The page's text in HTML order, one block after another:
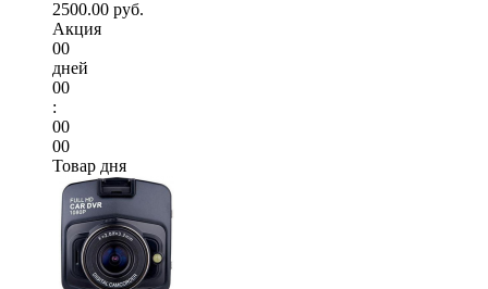
2500.00 руб.
Акция
00
дней
00
:
00
00
Товар дня